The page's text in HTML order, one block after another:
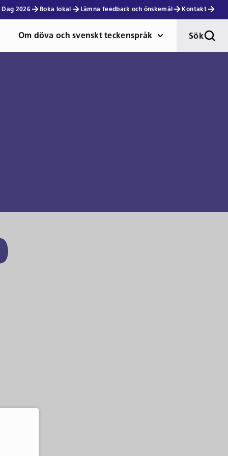
Dag 2026 Boka lokal Lämna feedback och önskemål Kontakt
Om döva och svenskt teckenspråk Sök